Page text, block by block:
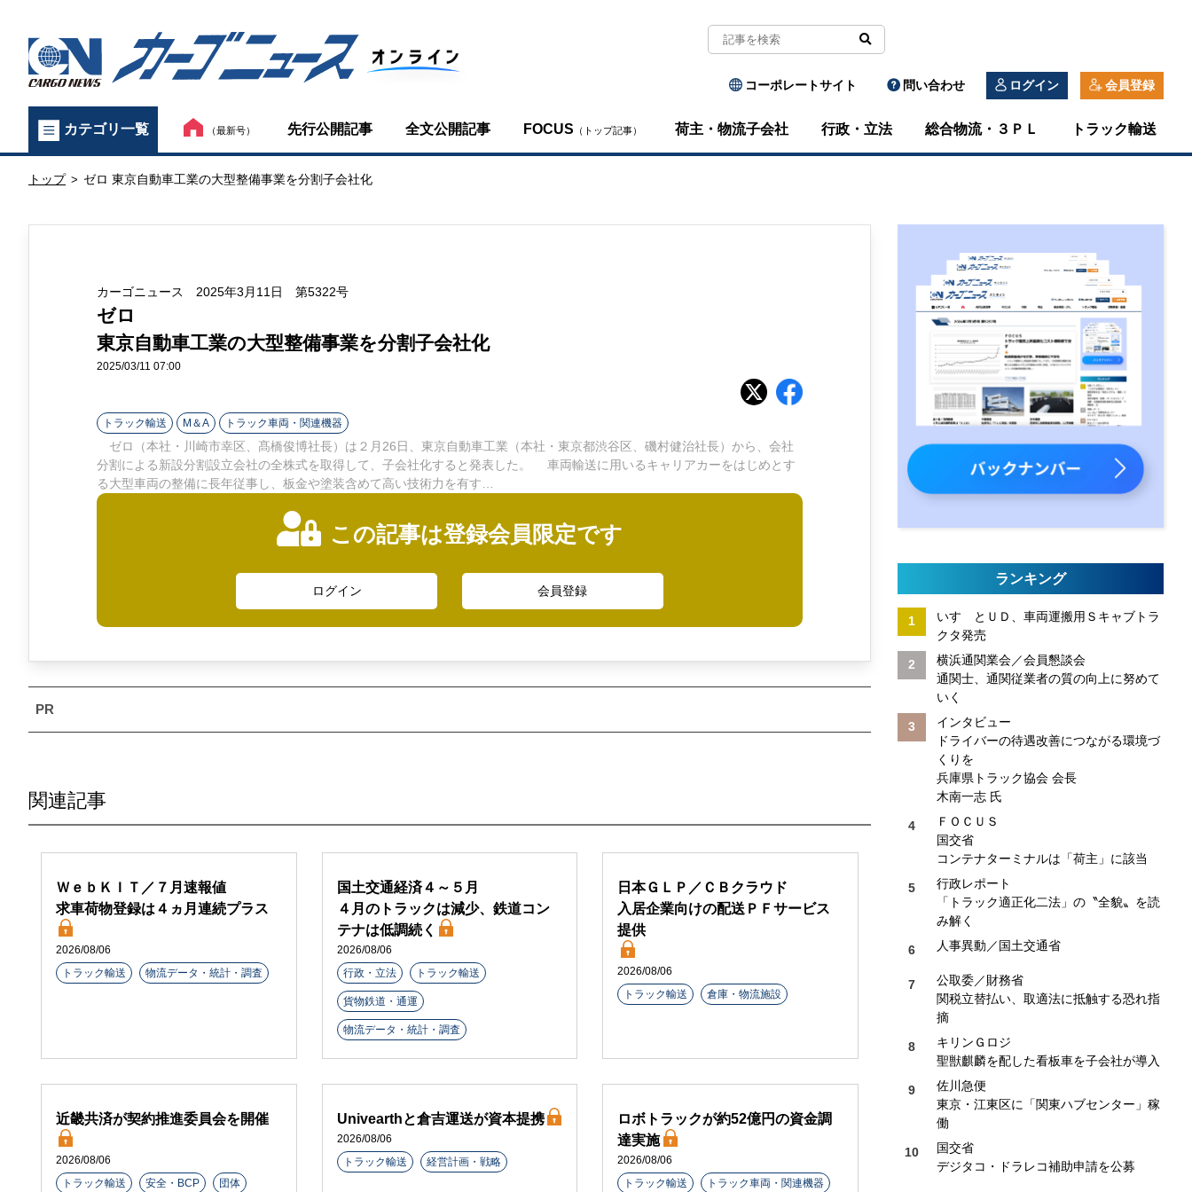
カ
ー
ゴ
ニ
コーポレートサイト 問い合わせ ログイン 会員登録
カテゴリ一覧 （最新号） 先行公開記事 全文公開記事 FOCUS （トップ記事） 荷主・物流子会社 行政・立法 総合物流・３ＰＬ トラック輸送
トップ > ゼロ 東京自動車工業の大型整備事業を分割子会社化
カーゴニュース 2025年3月11日 第5322号
ゼロ
東京自動車工業の大型整備事業を分割子会社化
2025/03/11 07:00
トラック輸送 M＆A トラック車両・関連機器
ゼロ（本社・川崎市幸区、髙橋俊博社長）は２月26日、東京自動車工業（本社・東京都渋谷区、磯村健治社長）から、会社
分割による新設分割設立会社の全株式を取得して、子会社化すると発表した。 車両輸送に用いるキャリアカーをはじめとす
る大型車両の整備に長年従事し、板金や塗装含めて高い技術力を有す…
この記事は登録会員限定です
ログイン 会員登録
関連記事
ＷｅｂＫＩＴ／７月速報値
求車荷物登録は４ヵ月連続プラス
2026/08/06
トラック輸送
物流データ・統計・調査
国土交通経済４～５月
４月のトラックは減少、鉄道コン
テナは低調続く
2026/08/06
行政・立法
トラック輸送
貨物鉄道・通運
物流データ・統計・調査
日本ＧＬＰ／ＣＢクラウド
入居企業向けの配送ＰＦサービス
提供
2026/08/06
トラック輸送
倉庫・物流施設
近畿共済が契約推進委員会を開催
2026/08/06
トラック輸送
安全・BCP 団体
Univearthと倉吉運送が資本提携
2026/08/06
トラック輸送
経営計画・戦略
ロボトラックが約52億円の資金調
達実施
2026/08/06
トラック輸送
トラック車両・関連機器
ランキング
いすゞとＵＤ、車両運搬用Ｓキャブトラ
クタ発売
横浜通関業会／会員懇談会
通関士、通関従業者の質の向上に努めて
いく
インタビュー
ドライバーの待遇改善につながる環境づ
くりを
兵庫県トラック協会 会長
木南一志 氏
ＦＯＣＵＳ
国交省
コンテナターミナルは「荷主」に該当
行政レポート
「トラック適正化二法」の〝全貌〟を読
み解く
人事異動／国土交通省
公取委／財務省
関税立替払い、取適法に抵触する恐れ指
摘
キリンＧロジ
聖獣麒麟を配した看板車を子会社が導入
佐川急便
東京・江東区に「関東ハブセンター」稼
働
国交省
デジタコ・ドラレコ補助申請を公募